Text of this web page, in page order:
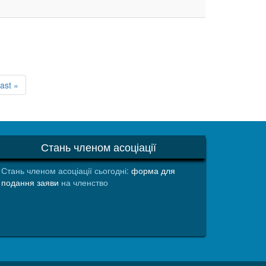
»
Стань членом асоціації
Стань членом асоціації сьогодні: форма для
подання заяви на членство